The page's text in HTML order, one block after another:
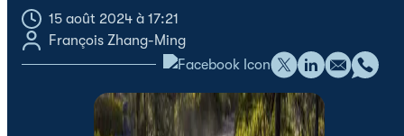
15 août 2024 à 17:21
François Zhang-Ming